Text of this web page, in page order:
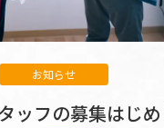
お知らせ
ッフの募集はじめ